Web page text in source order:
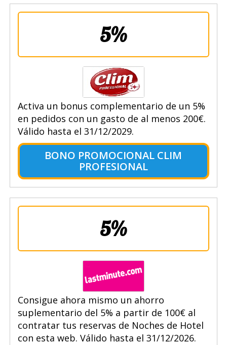
5%
Activa un bonus complementario de un 5%
en pedidos con un gasto de al menos 200€.
Válido hasta el 31/12/2029.
BONO PROMOCIONAL CLIM
PROFESIONAL
5%
Consigue ahora mismo un ahorro
suplementario del 5% a partir de 100€ al
contratar tus reservas de Noches de Hotel
con esta web. Válido hasta el 31/12/2026.